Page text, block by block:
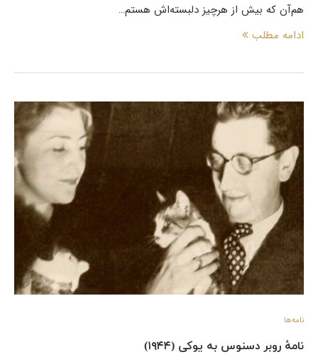
هم‌آن که بیش از هرچیز دلبسته‌اش هستم…
ادامه مطلب
نامه‌ها
نامهٔ روبر دسنوس به یوکی (۱۹۴۴)